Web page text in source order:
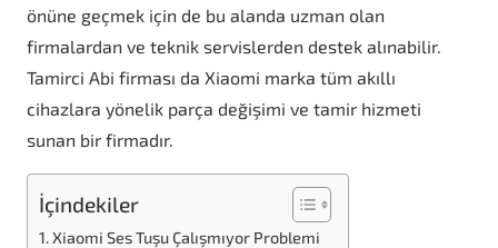
önüne geçmek için de bu alanda uzman olan
firmalardan ve teknik servislerden destek alınabilir.
Tamirci Abi firması da Xiaomi marka tüm akıllı
cihazlara yönelik parça değişimi ve tamir hizmeti
sunan bir firmadır.
İçindekiler
Xiaomi Ses Tuşu Çalışmıyor Problemi